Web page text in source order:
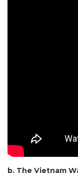
b. The Vietnam